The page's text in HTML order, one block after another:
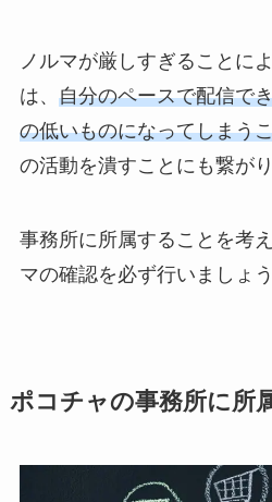
ノルマが厳しすぎることに
は、 自分のペースで配信で
の低いものになってしまう
の活動を潰すことにも繋がり
事務所に所属することを考
マの確認を必ず行いましょう
ポコチャの事務所に所